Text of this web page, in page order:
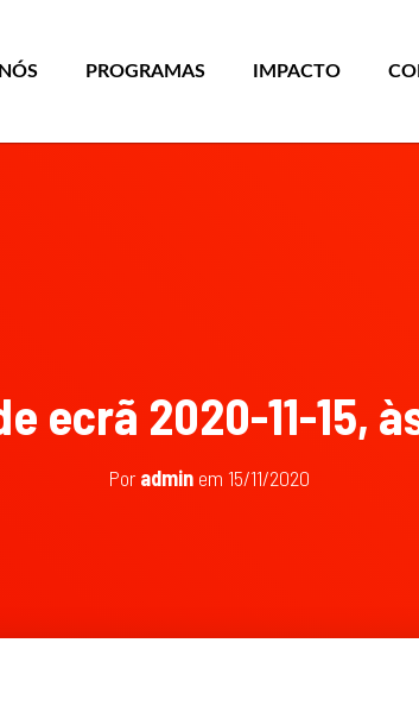
PROGRAMAS IMPACTO
ecrã 2020-11-15,
Por admin em 15/11/2020